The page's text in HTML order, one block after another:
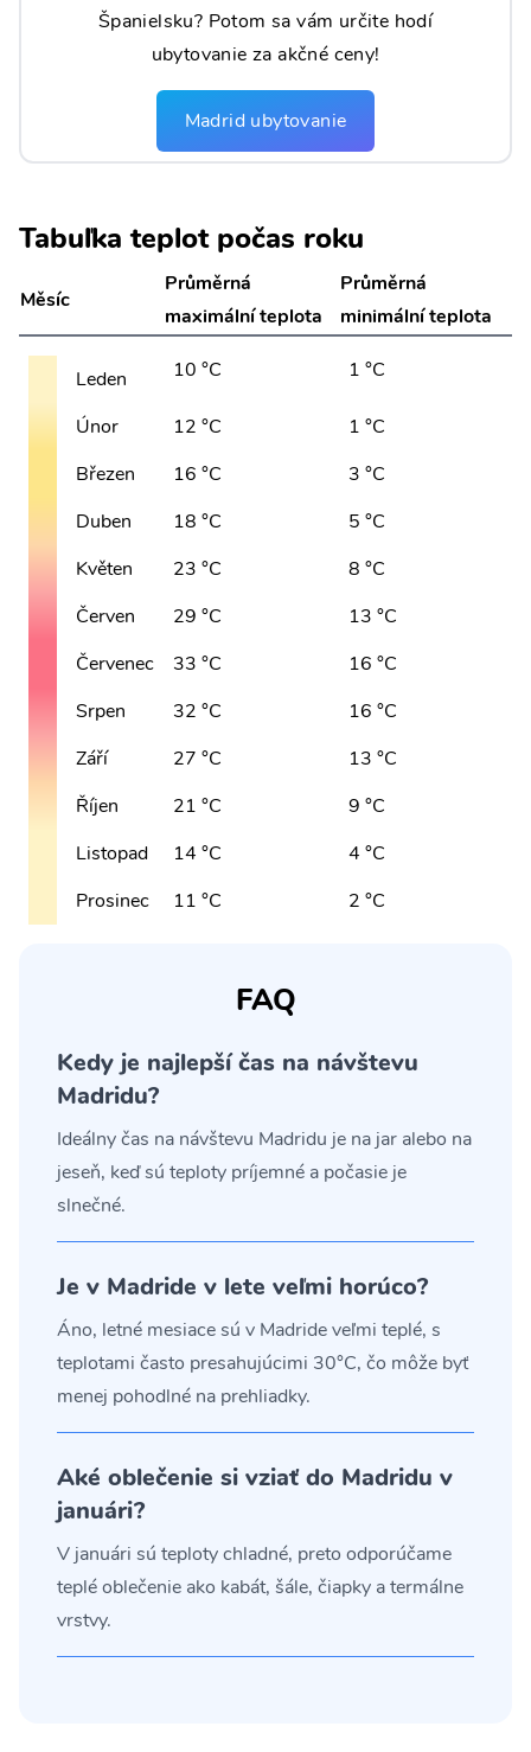
Španielsku? Potom sa vám určite hodí
ubytovanie za akčné ceny!
Madrid ubytovanie
Tabuľka teplot počas roku
Měsíc
Průměrná
maximální teplota
Průměrná
minimální teplota
Leden 10 °C 1 °C
Únor 12 °C
1 °C
Březen
16 °C
3 °C
Duben
18 °C
5 °C
Květen
23 °C
8 °C
Červen
29 °C
13 °C
Červenec
33 °C
16 °C
Srpen
32 °C
16 °C
Září
27 °C
13 °C
Říjen
21 °C
9 °C
Listopad
14 °C
4 °C
Prosinec
11 °C 2 °C
FAQ
Kedy je najlepší čas na návštevu
Madridu?
Ideálny čas na návštevu Madridu je na jar alebo na
jeseň, keď sú teploty príjemné a počasie je
slnečné.
Je v Madride v lete veľmi horúco?
Áno, letné mesiace sú v Madride veľmi teplé, s
teplotami často presahujúcimi 30°C, čo môže byť
menej pohodlné na prehliadky.
Aké oblečenie si vziať do Madridu v
januári?
V januári sú teploty chladné, preto odporúčame
teplé oblečenie ako kabát, šále, čiapky a termálne
vrstvy.